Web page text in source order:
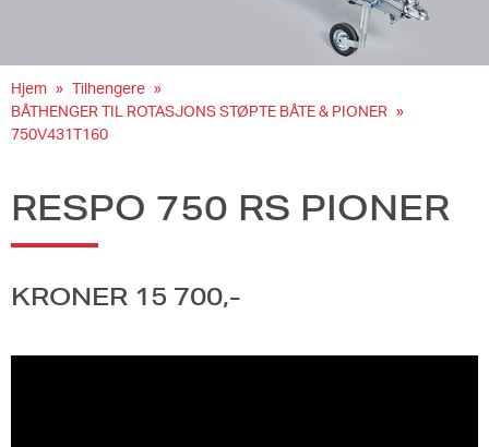
Hjem
Tilhengere
BÅTHENGER TIL ROTASJONS STØPTE BÅTE & PIONER
750V431T160
RESPO 750 RS PIONER
KRONER 15 700,-